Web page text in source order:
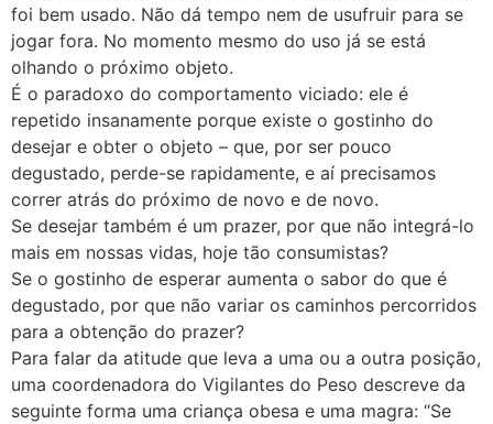
foi bem usado. Não dá tempo nem de usufruir para se
jogar fora. No momento mesmo do uso já se está
olhando o próximo objeto.
É o paradoxo do comportamento viciado: ele é
repetido insanamente porque existe o gostinho do
desejar e obter o objeto – que, por ser pouco
degustado, perde-se rapidamente, e aí precisamos
correr atrás do próximo de novo e de novo.
Se desejar também é um prazer, por que não integrá-lo
mais em nossas vidas, hoje tão consumistas?
Se o gostinho de esperar aumenta o sabor do que é
degustado, por que não variar os caminhos percorridos
para a obtenção do prazer?
Para falar da atitude que leva a uma ou a outra posição,
uma coordenadora do Vigilantes do Peso descreve da
seguinte forma uma criança obesa e uma magra: “Se